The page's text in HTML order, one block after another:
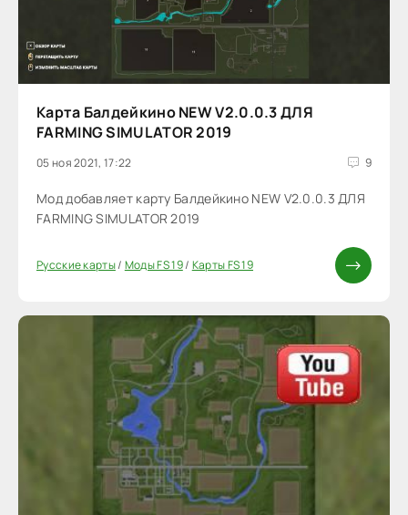
Карта Балдейкино NEW V2.0.0.3 ДЛЯ
FARMING SIMULATOR 2019
05 ноя 2021, 17:22 9
Мод добавляет карту Балдейкино NEW V2.0.0.3 ДЛЯ
FARMING SIMULATOR 2019
Русские карты/ Моды FS 19/ Карты FS 19